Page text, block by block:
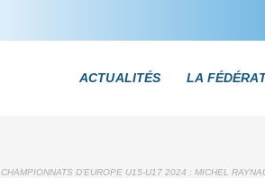
ACTUALITÉS LA
CHAMPIONNATS D’EUROPE U15-U17 2024 : MICHEL